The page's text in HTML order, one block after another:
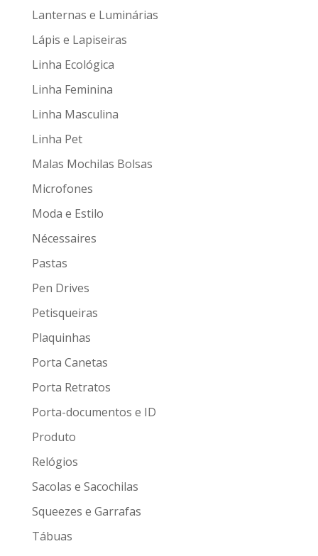
Lanternas e Luminárias
Lápis e Lapiseiras
Linha Ecológica
Linha Feminina
Linha Masculina
Linha Pet
Malas Mochilas Bolsas
Microfones
Moda e Estilo
Nécessaires
Pastas
Pen Drives
Petisqueiras
Plaquinhas
Porta Canetas
Porta Retratos
Porta-documentos e ID
Produto
Relógios
Sacolas e Sacochilas
Squeezes e Garrafas
Tábuas